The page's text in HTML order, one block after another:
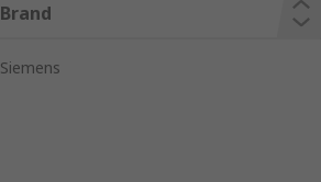
Brand
Siemens